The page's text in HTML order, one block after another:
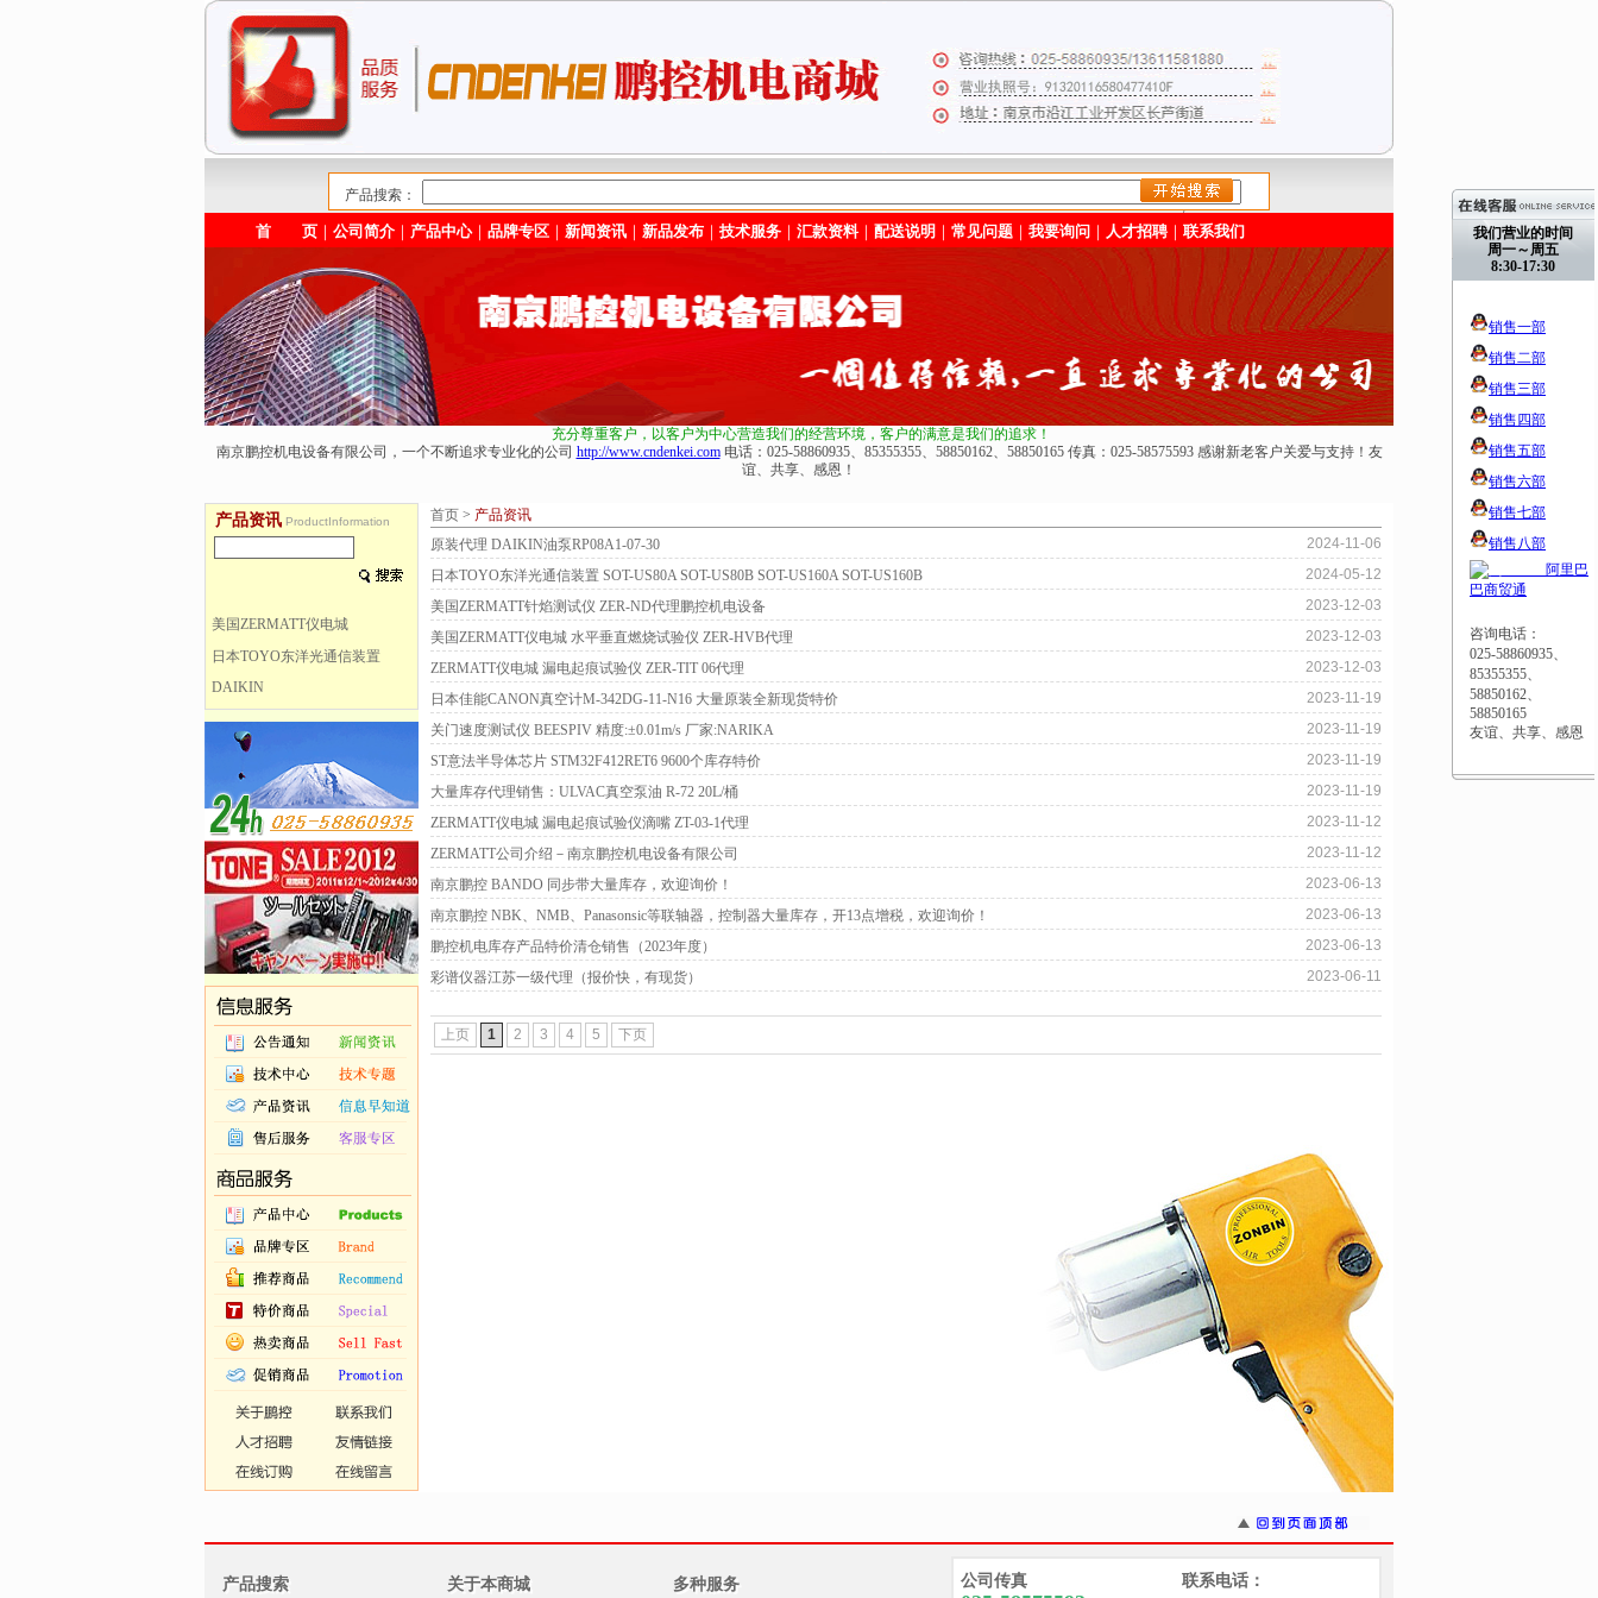
我们营业的时间
周一～周五
8:30-17:30
销售一部
销售二部
销售三部
销售四部
销售五部
销售六部
销售七部
销售八部
阿里巴
巴商贸通
咨询电话：
025-58860935、
85355355、
58850162、
58850165
友谊、共享、感恩
产品搜索：
/>
首 页｜ 公司简介｜ 产品中心｜ 品牌专区｜ 新闻资讯｜ 新品发布｜ 技术服务｜ 汇款资料｜ 配送说明 ｜ 常见问题｜ 我要询问 ｜ 人才招聘｜ 联系我们
充分尊重客户，以客户为中心营造我们的经营环境，客户的满意是我们的追求！
南京鹏控机电设备有限公司，一个不断追求专业化的公司 http://www.cndenkei.com电话：025-58860935、85355355、58850162、58850165 传真：025-58575593 感谢新老客户关爱与支持！友
谊、共享、感恩！
产品资讯 ProductInformation
美国ZERMATT仪电城
日本TOYO东洋光通信装置
DAIKIN
首页 > 产品资讯
原装代理 DAIKIN油泵RP08A1-07-30
2024-11-06
日本TOYO东洋光通信装置 SOT-US80A SOT-US80B SOT-US160A SOT-US160B
2024-05-12
美国ZERMATT针焰测试仪 ZER-ND代理鹏控机电设备
2023-12-03
美国ZERMATT仪电城 水平垂直燃烧试验仪 ZER-HVB代理
2023-12-03
ZERMATT仪电城 漏电起痕试验仪 ZER-TIT 06代理
2023-12-03
日本佳能CANON真空计M-342DG-11-N16 大量原装全新现货特价
2023-11-19
关门速度测试仪 BEESPIV 精度:±0.01m/s 厂家:NARIKA
2023-11-19
ST意法半导体芯片 STM32F412RET6 9600个库存特价
2023-11-19
大量库存代理销售：ULVAC真空泵油 R-72 20L/桶
2023-11-19
ZERMATT仪电城 漏电起痕试验仪滴嘴 ZT-03-1代理
2023-11-12
ZERMATT公司介绍－南京鹏控机电设备有限公司
2023-11-12
南京鹏控 BANDO 同步带大量库存，欢迎询价！
2023-06-13
南京鹏控 NBK、NMB、Panasonsic等联轴器，控制器大量库存，开13点增税，欢迎询价！
2023-06-13
鹏控机电库存产品特价清仓销售（2023年度）
2023-06-13
彩谱仪器江苏一级代理（报价快，有现货）
2023-06-11
上页 1 2 3 4 5 下页
产品搜索 关于本商城 多种服务 公司传真 联系电话：